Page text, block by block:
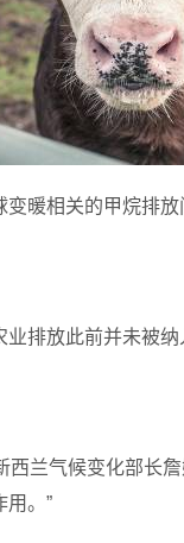
暖相关的甲烷排
排放此前并未被
西兰气候变化部长
用。”